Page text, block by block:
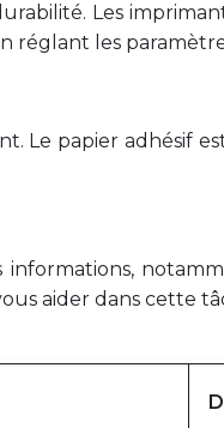
Les
réglant les
Le papier adhésif
informations,
aider dans cette